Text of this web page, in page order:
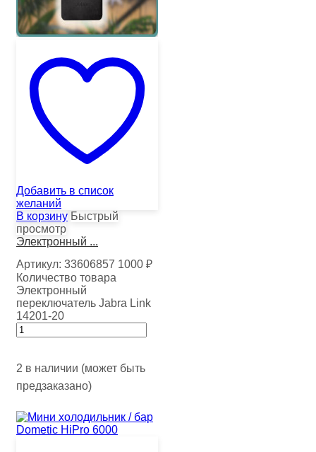
Добавить в список
желаний
В корзину Быстрый
просмотр
Электронный ...
Артикул: 33606857 1000 ₽
Количество товара
Электронный
переключатель Jabra Link
14201-20
2 в наличии (может быть
предзаказано)